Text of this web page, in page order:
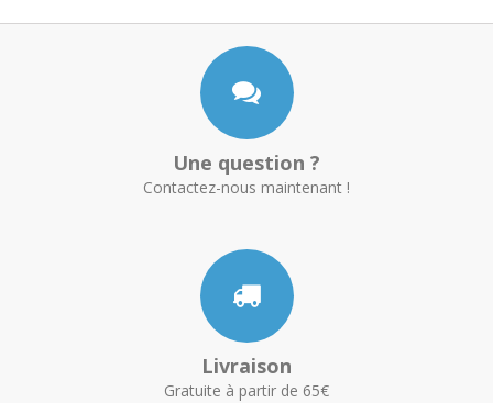
Une question ?
Contactez-nous maintenant !
Livraison
Gratuite à partir de 65€